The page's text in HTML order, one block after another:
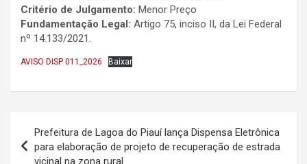
Critério de Julgamento: Menor Preço
Fundamentação Legal: Artigo 75, inciso II, da Lei Federal
nº 14.133/2021.
AVISO DISP 011_2026 Baixar
de
Prefeitura de Lagoa do Piauí lança Dispensa Eletrônica
para elaboração de projeto de recuperação de estrada
vicinal na zona rural